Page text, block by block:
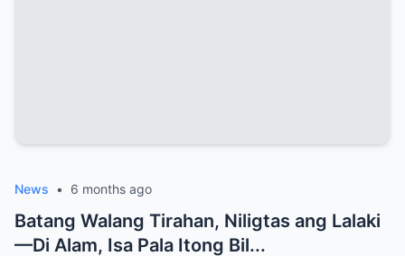
News • 6 months ago
Batang Walang Tirahan, Niligtas ang Lalaki
—Di Alam, Isa Pala Itong Bil...